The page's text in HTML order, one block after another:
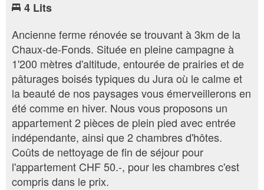
4 Lits
Ancienne ferme rénovée se trouvant à 3km de la
Chaux-de-Fonds. Située en pleine campagne à
1'200 mètres d'altitude, entourée de prairies et de
pâturages boisés typiques du Jura où le calme et
la beauté de nos paysages vous émerveillerons en
été comme en hiver. Nous vous proposons un
appartement 2 pièces de plein pied avec entrée
indépendante, ainsi que 2 chambres d'hôtes.
Coûts de nettoyage de fin de séjour pour
l'appartement CHF 50.-, pour les chambres c'est
compris dans le prix.